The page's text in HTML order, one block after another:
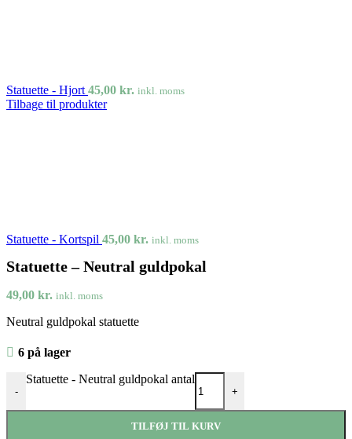
Statuette - Hjort 45,00 kr. inkl. moms
Tilbage til produkter
Statuette - Kortspil 45,00 kr. inkl. moms
Statuette – Neutral guldpokal
49,00 kr. inkl. moms
Neutral guldpokal statuette
6 på lager
-
Statuette - Neutral guldpokal antal
+
TILFØJ TIL KURV